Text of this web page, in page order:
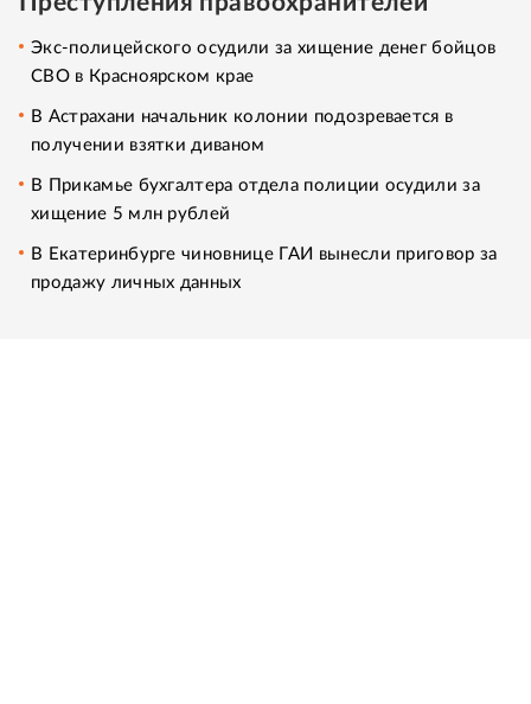
Экс-полицейского осудили за хищение денег бойцов
СВО в Красноярском крае
В Астрахани начальник колонии подозревается в
получении взятки диваном
В Прикамье бухгалтера отдела полиции осудили за
хищение 5 млн рублей
В Екатеринбурге чиновнице ГАИ вынесли приговор за
продажу личных данных